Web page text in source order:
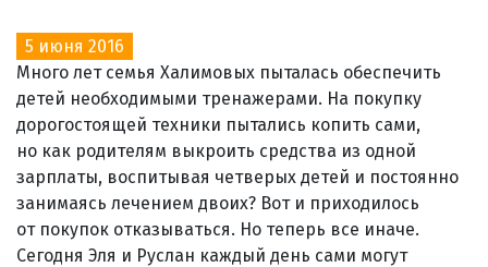
5 июня 2016
Много лет семья Халимовых пыталась обеспечить
детей необходимыми тренажерами. На покупку
дорогостоящей техники пытались копить сами,
но как родителям выкроить средства из одной
зарплаты, воспитывая четверых детей и постоянно
занимаясь лечением двоих? Вот и приходилось
от покупок отказываться. Но теперь все иначе.
Сегодня Эля и Руслан каждый день сами могут